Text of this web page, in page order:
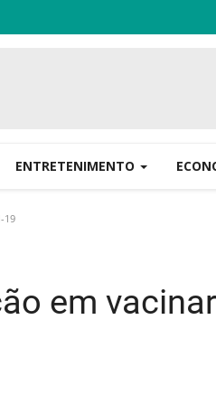
ENTRETENIMENTO
19
em vacinar